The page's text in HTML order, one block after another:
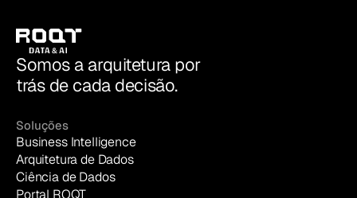
Somos a arquitetura por
trás de cada decisão.
Soluções
Business Intelligence
Arquitetura de Dados
Ciência de Dados
Portal ROQT